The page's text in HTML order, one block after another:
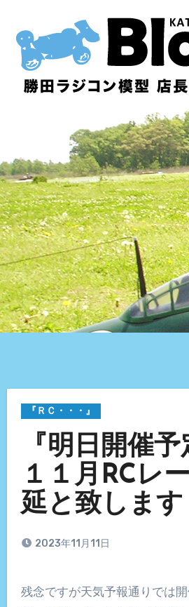
『ＲＣ・・・』
『明日開催
１１月RCレ
延と致します
2023年11月11日
残念ですが天気予報通りでは開催が出来ませんの